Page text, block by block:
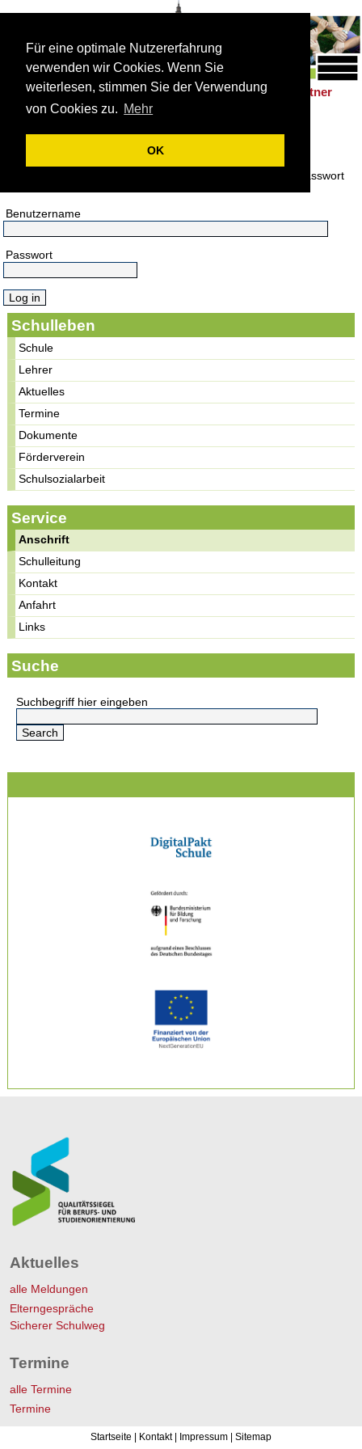
Für eine optimale Nutzererfahrung
verwenden wir Cookies. Wenn Sie
weiterlesen, stimmen Sie der Verwendung
von Cookies zu. Mehr
OK
Schulleben |Förderung | Berufsorientierung Partner
Hier melden Sie sich mit Ihrem Benutzername und Ihrem Passwort
Benutzername
Passwort
Schulleben
Schule
Lehrer
Aktuelles
Termine
Dokumente
Förderverein
Schulsozialarbeit
Service
Anschrift
Schulleitung
Kontakt
Anfahrt
Links
Suche
Suchbegriff hier eingeben
Aktuelles
alle Meldungen
Elterngespräche
Sicherer Schulweg
Termine
alle Termine
Termine
Startseite | Kontakt| Impressum | Sitemap